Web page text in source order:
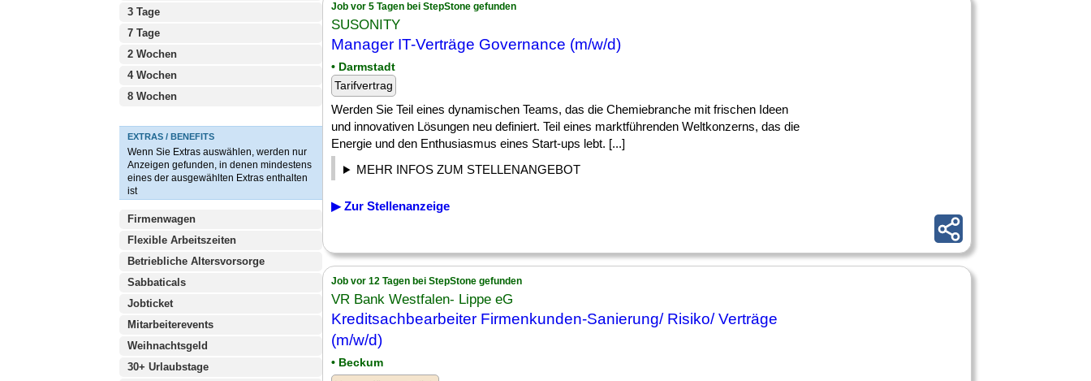
3 Tage
7 Tage
2 Wochen
4 Wochen
8 Wochen
EXTRAS / BENEFITS
Wenn Sie Extras auswählen, werden nur
Anzeigen gefunden, in denen mindestens
eines der ausgewählten Extras enthalten
ist
Firmenwagen
Flexible Arbeitszeiten
Betriebliche Altersvorsorge
Sabbaticals
Jobticket
Mitarbeiterevents
Weihnachtsgeld
30+ Urlaubstage
Job vor 5 Tagen bei StepStone gefunden
SUSONITY
Manager IT-Verträge Governance (m/w/d)
• Darmstadt
Tarifvertrag
Werden Sie Teil eines dynamischen Teams, das die Chemiebranche mit frischen Ideen
und innovativen Lösungen neu definiert. Teil eines marktführenden Weltkonzerns, das die
Energie und den Enthusiasmus eines Start-ups lebt. [...]
MEHR INFOS ZUM STELLENANGEBOT
▶ Zur Stellenanzeige
Job vor 12 Tagen bei StepStone gefunden
VR Bank Westfalen- Lippe eG
Kreditsachbearbeiter Firmenkunden-Sanierung/ Risiko/ Verträge
(m/w/d)
• Beckum